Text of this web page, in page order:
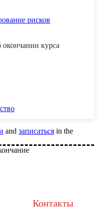
рисков
курса
and записаться in the
Контакты